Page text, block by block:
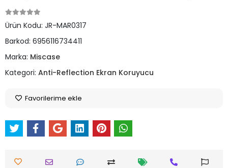
Ürün Kodu: JR-MAR0317
Barkod: 6956116734411
Marka: Miscase
Kategori: Anti-Reflection Ekran Koruyucu
Favorilerime ekle